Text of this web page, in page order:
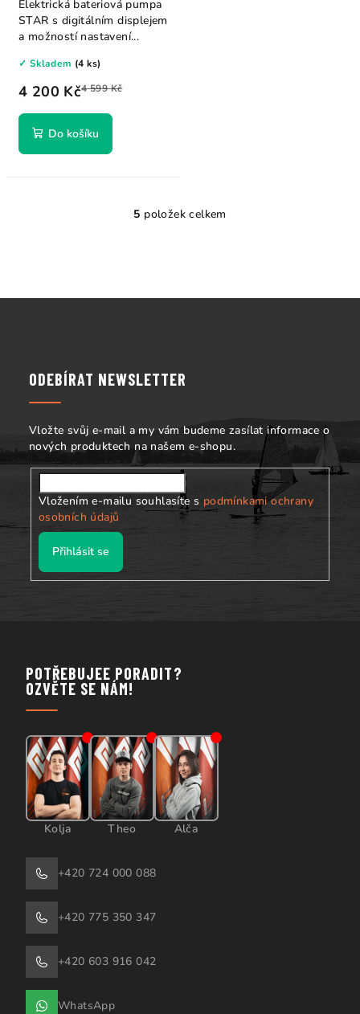
4 200 Kč4 599 Kč
✓ Skladem (4 ks)
Do košíku
Elektrická bateriová pumpa
STAR s digitálním displejem
a možností nastavení...
O
d
p
r
k
y
v
ý
p
i
5 položek celkem
ODEBÍRAT NEWSLETTER
Vložte svůj e-mail a my vám budeme zasílat informace o
nových produktech na našem e-shopu.
Vložením e-mailu souhlasíte s podmínkami ochrany
osobních údajů
Přihlásit se
POTŘEBUJEE PORADIT?
OZVĚTE SE NÁM!
Kolja Theo Alča
+420 724 000 088
+420 775 350 347
+420 603 916 042
WhatsApp